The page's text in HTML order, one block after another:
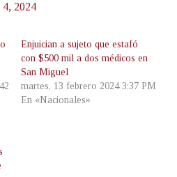
2024
Enjuician a sujeto que estafó
con $500 mil a dos médicos en
San Miguel
martes, 13 febrero 2024 3:37 PM
En «Nacionales»